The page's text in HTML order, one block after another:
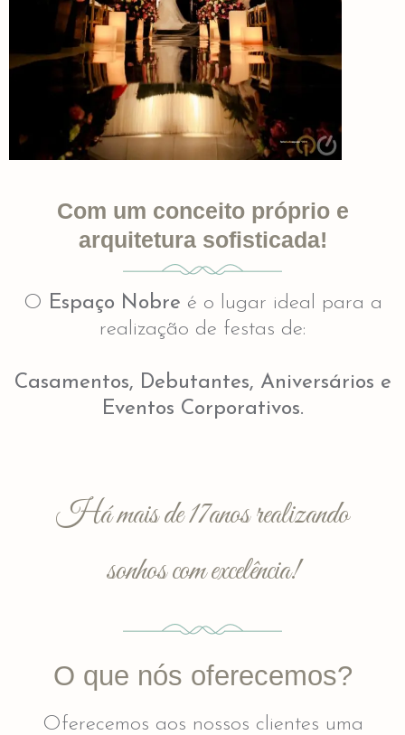
Com um conceito próprio e
arquitetura sofisticada!
O Espaço Nobre é o lugar ideal para a
realização de festas de:
Casamentos, Debutantes, Aniversários e
Eventos Corporativos.
Há mais de 17anos realizando
sonhos com excelência!
O que nós oferecemos?
Oferecemos aos nossos clientes uma